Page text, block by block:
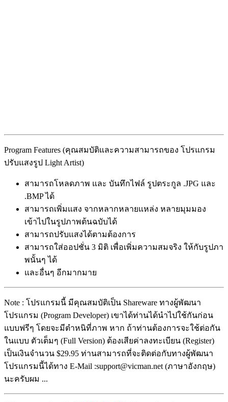
Program Features (คุณสมบัติและความสามารถของ โปรแกรม
ปรับแสงรูป Light Artist)
สามารถโหลดภาพ และ บันทึกไฟล์ รูปตระกูล .JPG และ
.BMP ได้
สามารถเพิ่มแสง จากหลากหลายแหล่ง หลายมุมมอง
เข้าไปในรูปภาพต้นฉบับได้
สามารถปรับแสงได้ตามต้องการ
สามารถใส่ออปชั่น 3 มิติ เพื่อเพิ่มความสมจริง ให้กับรูปภา
พนั้นๆ ได้
และอื่นๆ อีกมากมาย
Note : โปรแกรมนี้ มีคุณสมบัติเป็น Shareware ทางผู้พัฒนา
โปรแกรม (Program Developer) เขาได้ท่านได้นำไปใช้กันก่อน
แบบฟรีๆ โดยจะมีตำหนิที่ภาพ หาก ถ้าท่านต้องการจะใช้ต่อกัน
ในแบบ ตัวเต็มๆ (Full Version) ต้องเสียค่าลงทะเบียน (Register)
เป็นเงินจำนวน $29.95 ท่านสามารถที่จะติดต่อกับทางผู้พัฒนา
โปรแกรมนี้ได้ทาง E-Mail :support@vicman.net (ภาษาอังกฤษ)
นะครับผม ...